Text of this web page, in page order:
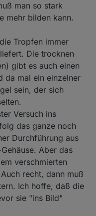
man so stark
mehr bilden kann.
Tropfen immer
Die trocknen
gibt es auch einen
da mal ein einzelner
sein, der sich
Versuch ins
das ganze noch
Durchführung aus
Aber das
verschmierten
recht, dann muß
Ich hoffe, daß die
sie "ins Bild"